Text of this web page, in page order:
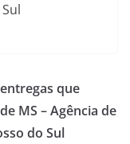
que
MS – Agência de
do Sul